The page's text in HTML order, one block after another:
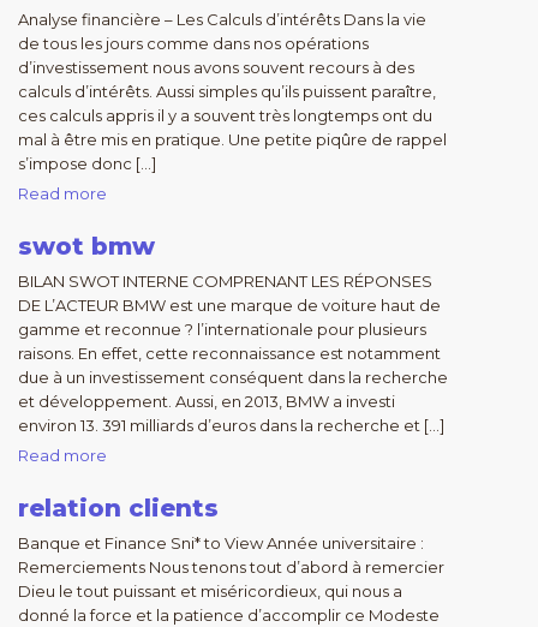
Analyse financière – Les Calculs d’intérêts Dans la vie
de tous les jours comme dans nos opérations
d’investissement nous avons souvent recours à des
calculs d’intérêts. Aussi simples qu’ils puissent paraître,
ces calculs appris il y a souvent très longtemps ont du
mal à être mis en pratique. Une petite piqûre de rappel
s’impose donc […]
Read more
swot bmw
BILAN SWOT INTERNE COMPRENANT LES RÉPONSES
DE L’ACTEUR BMW est une marque de voiture haut de
gamme et reconnue ? l’internationale pour plusieurs
raisons. En effet, cette reconnaissance est notamment
due à un investissement conséquent dans la recherche
et développement. Aussi, en 2013, BMW a investi
environ 13. 391 milliards d’euros dans la recherche et […]
Read more
relation clients
Banque et Finance Sni* to View Année universitaire :
Remerciements Nous tenons tout d’abord à remercier
Dieu le tout puissant et miséricordieux, qui nous a
donné la force et la patience d’accomplir ce Modeste